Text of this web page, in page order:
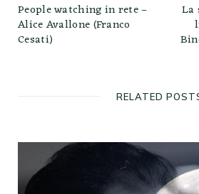
People watching in rete –
Alice Avallone (Franco
Cesati)
La
RELATED